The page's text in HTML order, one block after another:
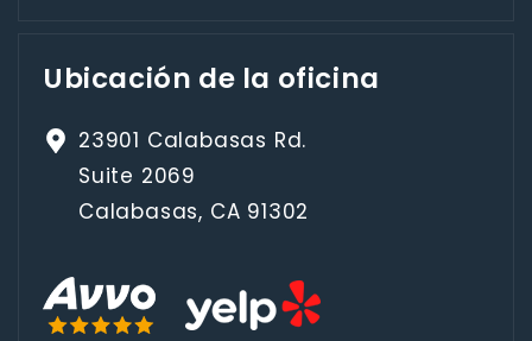
Ubicación de la oficina
23901 Calabasas Rd.
Suite 2069
Calabasas, CA 91302